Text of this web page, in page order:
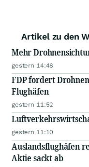
Artikel zu den
Mehr
gestern 14:48
FDP fordert
Flughäfen
gestern 11:52
gestern 11:10
Auslandsflughäfen
Aktie sackt ab